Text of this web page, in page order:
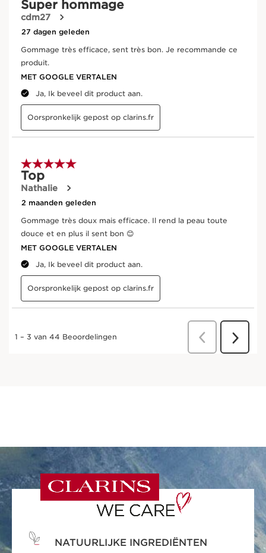
NATUURLIJKE INGREDIËNTEN